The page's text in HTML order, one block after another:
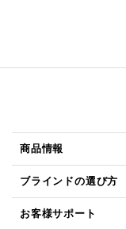
商品情報
ブラインドの選び方
お客様サポート